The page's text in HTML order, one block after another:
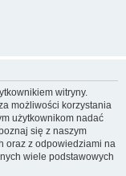
witryny.
możliwości korzystania
użytkownikom nadać
się z naszym
oraz z odpowiedziami na
wiele podstawowych